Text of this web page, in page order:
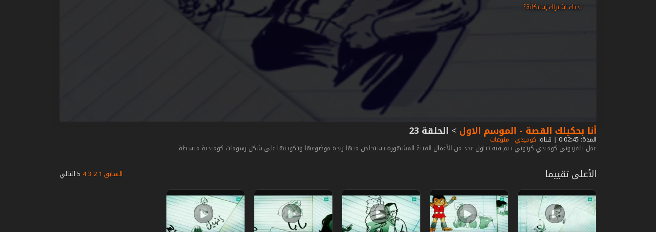
لديك اشتراك إستكانة؟
أنا بحكيلك القصة - الموسم الاول > الحلقة 23
المدة: 0:02:45 | قناة: كوميدي منوعات
عمل تلفزيوني كوميدي كرتوني يتم فيه تناول عدد من الأعمال الفنية المشهورة يستخلص منها زبدة موضوعها وتكوينها على شكل رسومات كوميدية مبسطة
السابق 1
2
3
4
5 التالي الأعلى تقييما